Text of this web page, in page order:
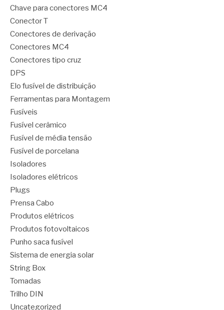
Chave para conectores MC4
Conector T
Conectores de derivação
Conectores MC4
Conectores tipo cruz
DPS
Elo fusível de distribuição
Ferramentas para Montagem
Fusíveis
Fusível cerâmico
Fusível de média tensão
Fusível de porcelana
Isoladores
Isoladores elétricos
Plugs
Prensa Cabo
Produtos elétricos
Produtos fotovoltaicos
Punho saca fusível
Sistema de energia solar
String Box
Tomadas
Trilho DIN
Uncategorized